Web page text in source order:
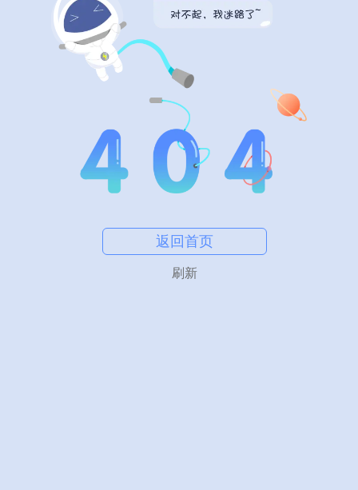
刷新
返回首页